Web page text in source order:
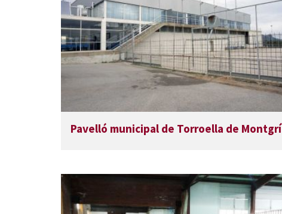
Pavelló municipal de Torroella de Montgrí